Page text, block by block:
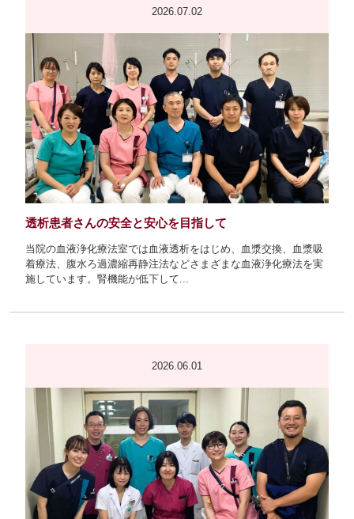
2026.07.02
透析患者さんの安全と安心を目指して
当院の血液浄化療法室では血液透析をはじめ、血漿交換、血漿吸
着療法、腹水ろ過濃縮再静注法などさまざまな血液浄化療法を実
施しています。腎機能が低下して...
2026.06.01